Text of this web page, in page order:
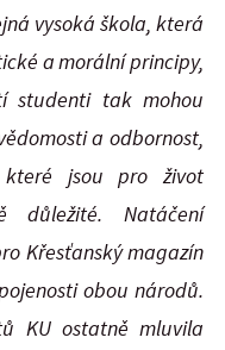
vysoká škola, která
a morální principy,
studenti tak mohou
a odbornost,
jsou pro život
důležité. Natáčení
Křesťanský magazín
obou národů.
KU ostatně mluvila